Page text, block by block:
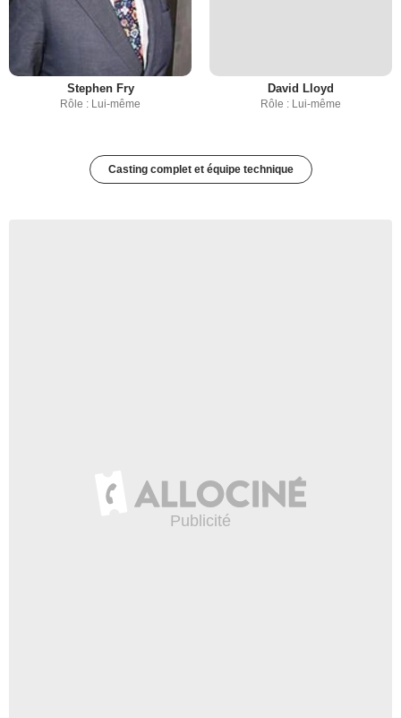
Stephen Fry
Rôle : Lui-même
David Lloyd
Rôle : Lui-même
Casting complet et équipe technique